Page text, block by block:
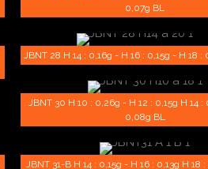
0,07g BL
JBNT 28 H 14 : 0,16g - H 16 : 0,15g - H 18 :
JBNT 30 H 10 : 0,26g - H 12 : 0,15g H 14 :
0,08g BL
JBNT 31-B H 14 : 0,15g - H 16 : 0,13g H 18